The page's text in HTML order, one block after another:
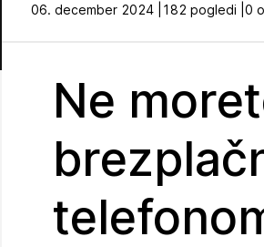
06. december 2024 | 182 pogledi | 0
Ne